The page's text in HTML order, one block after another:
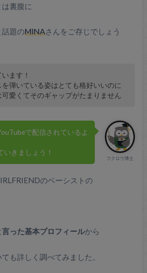
裏腹に
話題のMINAさんをご存じでしょう
ます！
を弾いている姿はとても格好いいのに
可愛くてそのギャップがたまりません
フクロウ博士
で配信されているよ
いきましょう！
のベーシストの
った基本プロフィールから
も詳しく調べてみました。